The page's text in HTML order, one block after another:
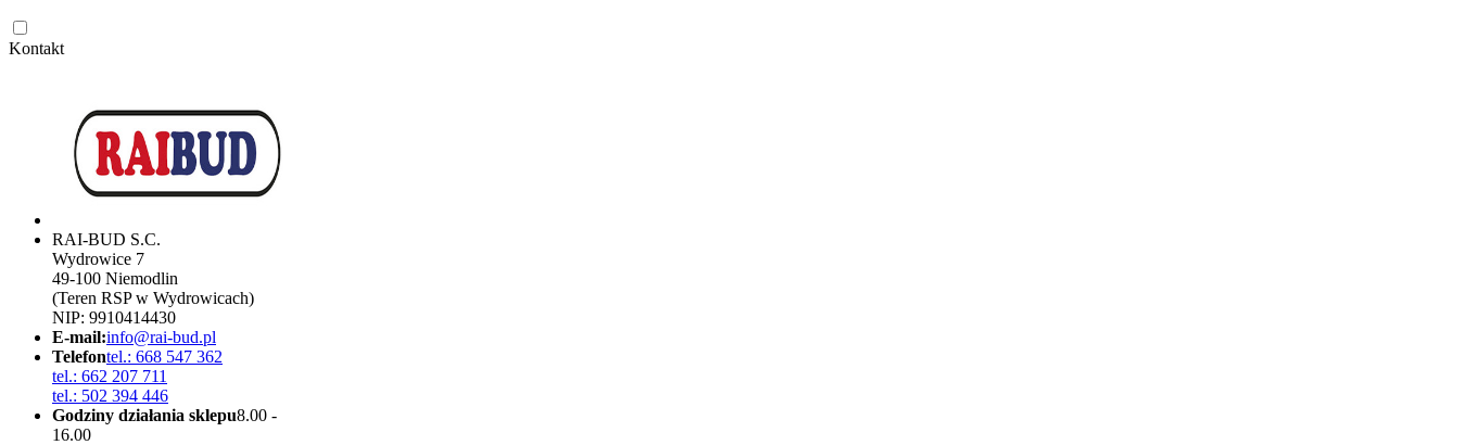
Kontakt
RAI-BUD S.C.
Wydrowice 7
49-100 Niemodlin
(Teren RSP w Wydrowicach)
NIP: 9910414430
E-mail:info@rai-bud.pl
Telefontel.: 668 547 362
tel.: 662 207 711
tel.: 502 394 446
Godziny działania sklepu8.00 -
16.00